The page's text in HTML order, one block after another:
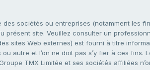
sociétés ou entreprises (notamment les
site. Veuillez consulter un
sites Web externes) est fourni à titre
autre et l’on ne doit pas s’y fier à ces
TMX Limitée et ses sociétés affiliées